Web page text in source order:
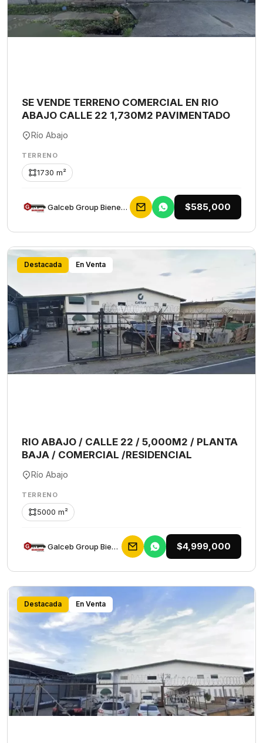
SE VENDE TERRENO COMERCIAL EN RIO
ABAJO CALLE 22 1,730M2 PAVIMENTADO
Río Abajo
TERRENO
1730 m²
Galceb Group Bienes Raices $585,000
Destacada En Venta
RIO ABAJO / CALLE 22 / 5,000M2 / PLANTA
BAJA / COMERCIAL /RESIDENCIAL
Río Abajo
TERRENO
5000 m²
Galceb Group Bienes Raices $4,999,000
Destacada En Venta